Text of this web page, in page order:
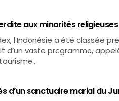
aux minorités religieuses
l’Indonésie a été classée
d’un vaste programme,
d’un sanctuaire marial du